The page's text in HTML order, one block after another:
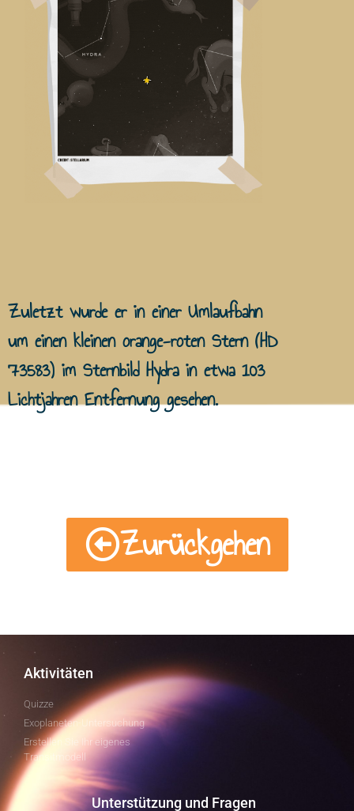
Zuletzt wurde er in einer Umlaufbahn
um einen kleinen orange-roten Stern (HD
73583) im Sternbild Hydra in etwa 103
Lichtjahren Entfernung gesehen.
Zurückgehen
Aktivitäten
Quizze
Exoplaneten-Untersuchung
Erstellen Sie Ihr eigenes
Transitmodell
Unterstützung und Fragen